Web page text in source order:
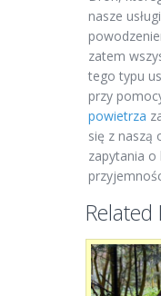
nasze
zatem
tego typu
przy
powietrza
się z naszą
zapytania o
Related